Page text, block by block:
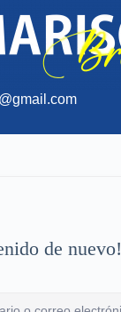
de nuevo!